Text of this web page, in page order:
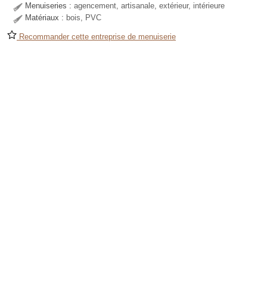
Menuiseries : agencement, artisanale, extérieur, intérieure
Matériaux : bois, PVC
Recommander cette entreprise de menuiserie